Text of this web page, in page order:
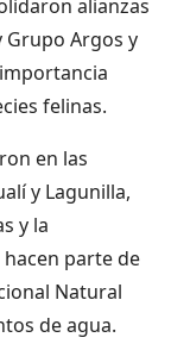
alianzas
Grupo Argos y
felinas.
en las
y Lagunilla,
y la
parte de
Natural
de agua.